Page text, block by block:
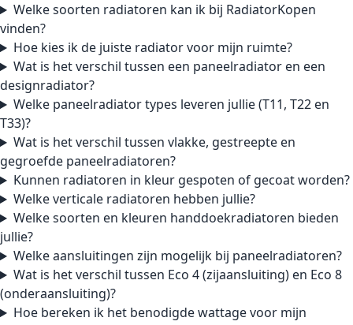
Welke soorten radiatoren kan ik bij RadiatorKopen
vinden?
Hoe kies ik de juiste radiator voor mijn ruimte?
Wat is het verschil tussen een paneelradiator en een
designradiator?
Welke paneelradiator types leveren jullie (T11, T22 en
T33)?
Wat is het verschil tussen vlakke, gestreepte en
gegroefde paneelradiatoren?
Kunnen radiatoren in kleur gespoten of gecoat worden?
Welke verticale radiatoren hebben jullie?
Welke soorten en kleuren handdoekradiatoren bieden
jullie?
Welke aansluitingen zijn mogelijk bij paneelradiatoren?
Wat is het verschil tussen Eco 4 (zijaansluiting) en Eco 8
(onderaansluiting)?
Hoe bereken ik het benodigde wattage voor mijn